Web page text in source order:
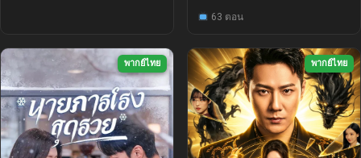
63 ตอน
พากย์ไทย พากย์ไทย